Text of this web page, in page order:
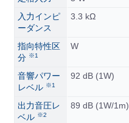
入力インピ
ーダンス
3.3 kΩ
指向特性区
分 ※1
W
音響パワー
レベル ※1
92 dB (1W)
出力音圧レ
ベル ※2
89 dB (1W/1m)